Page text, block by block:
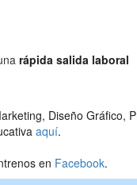
rápida salida laboral
Diseño Gráfico,
aquí.
en Facebook.